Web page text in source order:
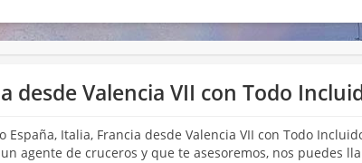
desde Valencia VII con Todo
Italia, Francia desde Valencia VII con Todo
agente de cruceros y que te asesoremos, nos puedes